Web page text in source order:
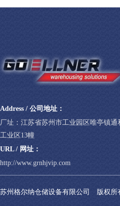
Address / 公司地址：
厂址：江苏省苏州市工业园区唯亭镇通
工业区13幢
URL / 网址：
http://www.grnhjvip.com
苏州格尔纳仓储设备有限公司 版权所